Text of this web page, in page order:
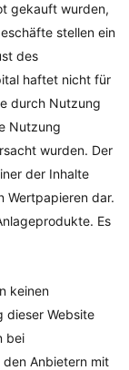
gekauft wurden,
stellen ein
des
haftet nicht für
durch Nutzung
Nutzung
wurden. Der
der Inhalte
Wertpapieren dar.
Es
keinen
dieser Website
bei
den Anbietern mit